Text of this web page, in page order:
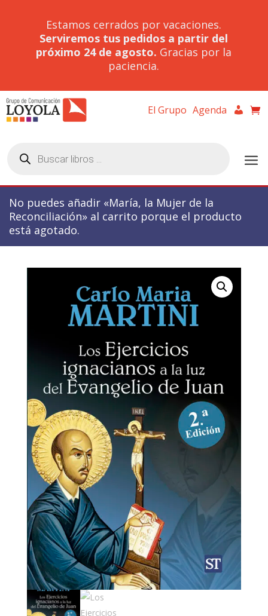
Estamos cerrados por vacaciones.
Serviremos tus pedidos a partir del
próximo 24 de agosto. Gracias por la
paciencia.
El Grupo Agenda
productos
No puedes añadir «María, la Mujer de la
Reconciliación» al carrito porque el producto
está agotado.